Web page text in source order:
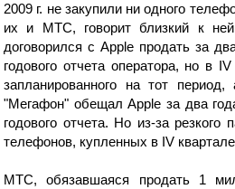
2009 г. не закупили ни одного
их и МТС, говорит близкий к
договорился с Apple продать за
годового отчета оператора, но в
запланированного на тот
"Мегафон" обещал Apple за два
годового отчета. Но из-за
телефонов, купленных в IV
МТС, обязавшаяся продать 1